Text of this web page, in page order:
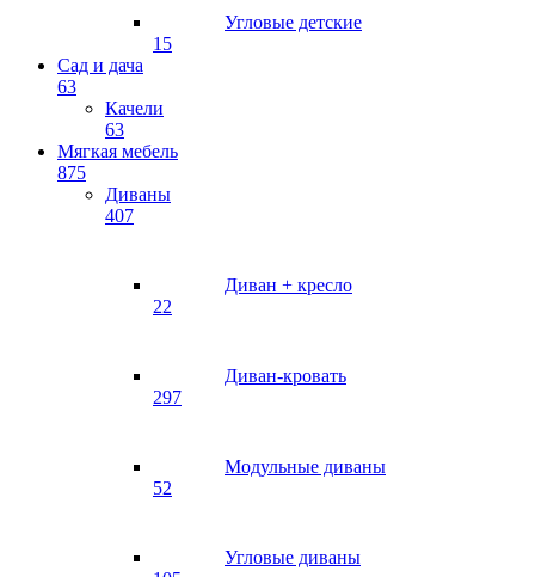
Угловые детские
15
Сад и дача
63
Качели
63
Мягкая мебель
875
Диваны
407
Диван + кресло
22
Диван-кровать
297
Модульные диваны
52
Угловые диваны